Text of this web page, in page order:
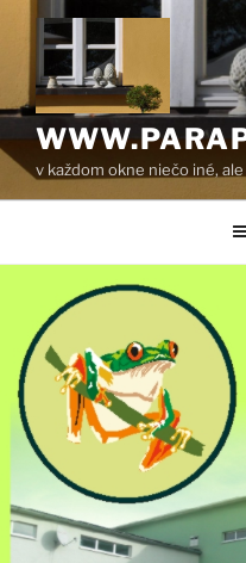
Prejsť
obsah
v každom okne niečo iné,